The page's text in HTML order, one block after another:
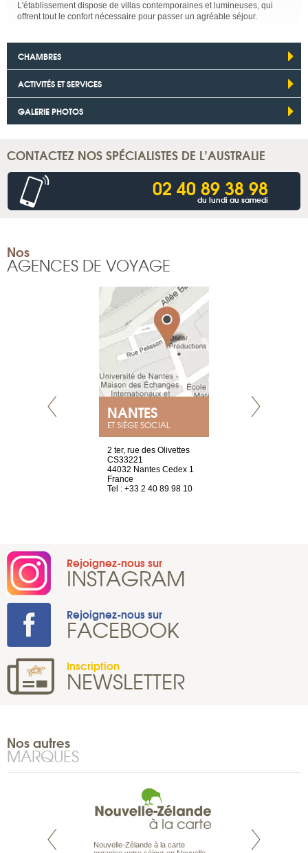
L'établissement dispose de villas contemporaines et lumineuses, qui
offrent tout le confort nécessaire pour passer un agréable séjour.
CHAMBRES
ACTIVITÉS ET SERVICES
GALERIE PHOTOS
CONTACTEZ NOS SPÉCIALISTES DE L’AUSTRALIE
02 40 89 38 98
du lundi au samedi
Nos
AGENCES DE VOYAGE
NANTES
ET SIÈGE SOCIAL
2 ter, rue des Olivettes
CS33221
44032 Nantes Cedex 1
France
Tel : +33 2 40 89 98 10
Rejoignez-nous sur
INSTAGRAM
Rejoignez-nous sur
FACEBOOK
Inscription
NEWSLETTER
Nos autres
MARQUES
est le spécialiste
Nouvelle-Zélande à la carte
Notre site